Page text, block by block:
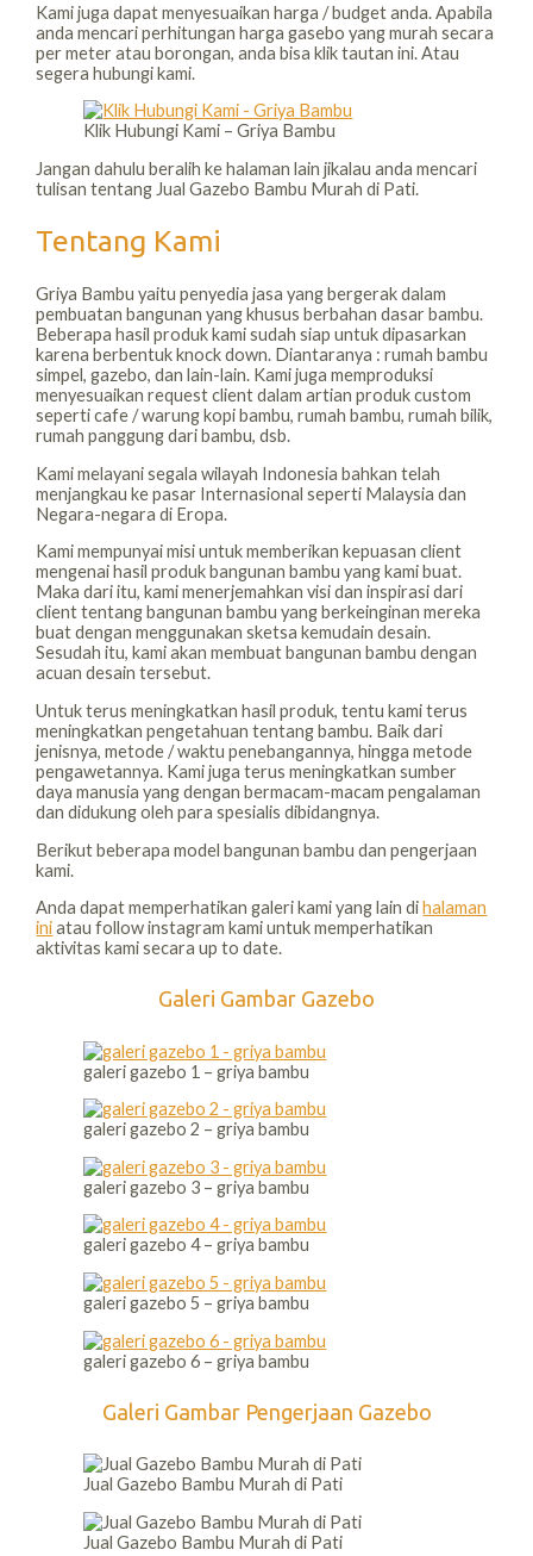
Kami juga dapat menyesuaikan harga / budget anda. Apabila
anda mencari perhitungan harga gasebo yang murah secara
per meter atau borongan, anda bisa klik tautan ini. Atau
segera hubungi kami.
Klik Hubungi Kami – Griya Bambu
Jangan dahulu beralih ke halaman lain jikalau anda mencari
tulisan tentang Jual Gazebo Bambu Murah di Pati.
Tentang Kami
Griya Bambu yaitu penyedia jasa yang bergerak dalam
pembuatan bangunan yang khusus berbahan dasar bambu.
Beberapa hasil produk kami sudah siap untuk dipasarkan
karena berbentuk knock down. Diantaranya : rumah bambu
simpel, gazebo, dan lain-lain. Kami juga memproduksi
menyesuaikan request client dalam artian produk custom
seperti cafe / warung kopi bambu, rumah bambu, rumah bilik,
rumah panggung dari bambu, dsb.
Kami melayani segala wilayah Indonesia bahkan telah
menjangkau ke pasar Internasional seperti Malaysia dan
Negara-negara di Eropa.
Kami mempunyai misi untuk memberikan kepuasan client
mengenai hasil produk bangunan bambu yang kami buat.
Maka dari itu, kami menerjemahkan visi dan inspirasi dari
client tentang bangunan bambu yang berkeinginan mereka
buat dengan menggunakan sketsa kemudain desain.
Sesudah itu, kami akan membuat bangunan bambu dengan
acuan desain tersebut.
Untuk terus meningkatkan hasil produk, tentu kami terus
meningkatkan pengetahuan tentang bambu. Baik dari
jenisnya, metode / waktu penebangannya, hingga metode
pengawetannya. Kami juga terus meningkatkan sumber
daya manusia yang dengan bermacam-macam pengalaman
dan didukung oleh para spesialis dibidangnya.
Berikut beberapa model bangunan bambu dan pengerjaan
kami.
Anda dapat memperhatikan galeri kami yang lain dihalaman
iniatau follow instagram kami untuk memperhatikan
aktivitas kami secara up to date.
Galeri Gambar Gazebo
galeri gazebo 1 – griya bambu
galeri gazebo 2 – griya bambu
galeri gazebo 3 – griya bambu
galeri gazebo 4 – griya bambu
galeri gazebo 5 – griya bambu
galeri gazebo 6 – griya bambu
Galeri Gambar Pengerjaan Gazebo
Jual Gazebo Bambu Murah di Pati
Jual Gazebo Bambu Murah di Pati